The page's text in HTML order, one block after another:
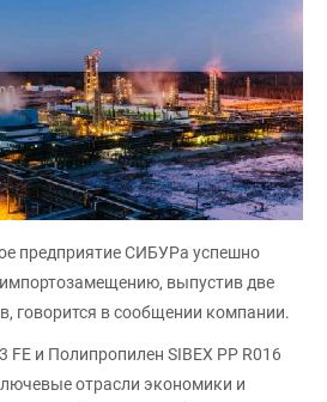
предприятие СИБУРа успешно
выпустив две
говорится в сообщении компании.
FE и Полипропилен SIBEX PP R016
отрасли экономики и